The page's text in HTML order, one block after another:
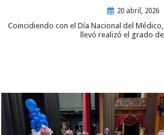
20 abril, 2026
Coincidiendo con el Día Nacional del
llevó realizó el grado de